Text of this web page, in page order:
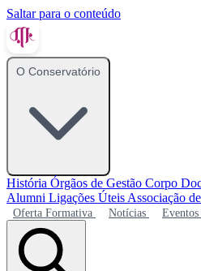
Saltar para o conteúdo
O Conservatório
História Órgãos de Gestão Corpo
Alumni Ligações Úteis Associação
Oferta Formativa Notícias Eventos